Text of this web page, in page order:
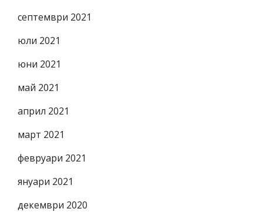
септември 2021
юли 2021
юни 2021
май 2021
април 2021
март 2021
февруари 2021
януари 2021
декември 2020